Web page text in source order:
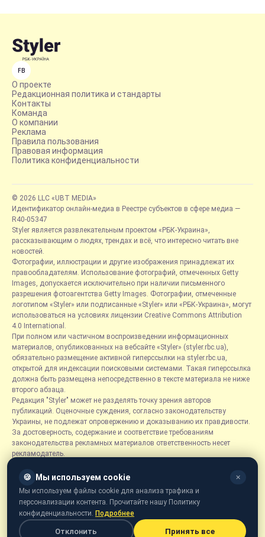
FB
О проекте
Редакционная политика и стандарты
Контакты
Команда
О компании
Реклама
Правила пользования
Правовая информация
Политика конфиденциальности
© 2026 LLC «UBT MEDIA»
Идентификатор онлайн-медиа в Реестре субъектов в сфере медиа —
R40-05347
Styler является развлекательным проектом «РБК-Украина»,
рассказывающим о людях, трендах и всё, что интересно читать вне
новостей.
Фотографии, иллюстрации и другие изображения принадлежат их
правообладателям. Использование фотографий, отмеченных Getty
Images, допускается исключительно при наличии письменного
разрешения фотоагентства Getty Images. Фотографии, отмеченные
логотипом «Styler» или подписанные «Styler» или «РБК-Украина», могут
использоваться на условиях лицензии Creative Commons Attribution
4.0 International.
При полном или частичном воспроизведении информационных
материалов, опубликованных на вебсайте «Styler» (styler.rbc.ua),
обязательно размещение активной гиперссылки на styler.rbc.ua,
открытой для индексации поисковыми системами. Такая гиперссылка
должна быть размещена непосредственно в тексте материала не ниже
второго абзаца.
Редакция "Styler" может не разделять точку зрения авторов
публикаций. Оценочные суждения, согласно законодательству
Украины, не подлежат опровержению и доказыванию их правдивости.
За достоверность, содержание и соответствие требованиям
законодательства рекламных материалов ответственность несет
рекламодатель.
"Партнерский материал", "Promo", "Благотворительность" и "Резонанс",
размещаются на правах рекламы.
Рубрика «Новости компаний» является информационным форматом,
содержащим новости, сообщения и объявления, связанные с
деятельностью компаний, и основывается на информации,
предоставленной соответствующими компаниями. Редакция не несет
🍪 Мы используем cookie ✕
Мы используем файлы cookie для анализа трафика и
персонализации контента. Прочитайте нашу Политику
конфиденциальности. Подробнее
Отклонить Принять все